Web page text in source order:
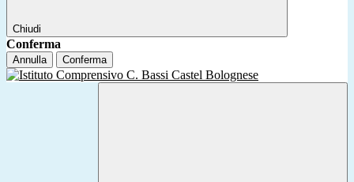
Chiudi
Conferma
Annulla Conferma